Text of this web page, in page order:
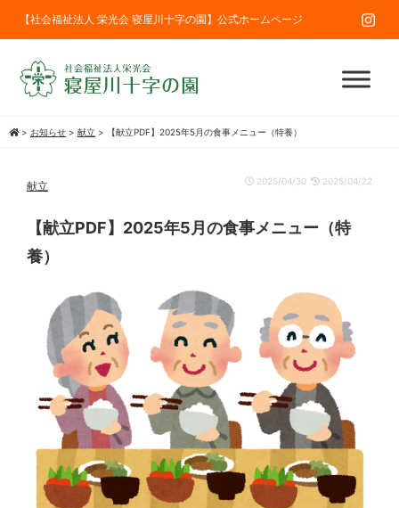
【社会福祉法人 栄光会 寝屋川十字の園】公式ホームページ
> お知らせ > 献立 > 【献立PDF】2025年5月の食事メニュー（特養）
献立 2025/04/30 2025/04/22
【献立PDF】2025年5月の食事メニュー（特
養）